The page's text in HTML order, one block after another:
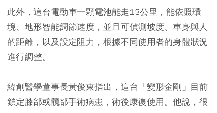
此外，這台電動車一顆電池能走13公里，能依照環
境、地形智能調節速度，並且可偵測坡度、車身與人
的距離，以及設定阻力，根據不同使用者的身體狀況
進行調整。
緯創醫學董事長黃俊東指出，這台「變形金剛」目前
鎖定膝部或髖部手術病患，術後康復使用。他說，很